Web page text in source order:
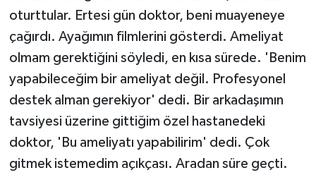
oturttular. Ertesi gün doktor, beni muayeneye
çağırdı. Ayağımın filmlerini gösterdi. Ameliyat
olmam gerektiğini söyledi, en kısa sürede. 'Benim
yapabileceğim bir ameliyat değil. Profesyonel
destek alman gerekiyor' dedi. Bir arkadaşımın
tavsiyesi üzerine gittiğim özel hastanedeki
doktor, 'Bu ameliyatı yapabilirim' dedi. Çok
gitmek istemedim açıkçası. Aradan süre geçti.